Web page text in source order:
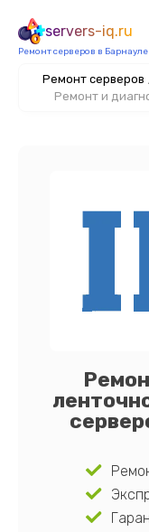
servers-iq.ru
Ремонт серверов в Барнауле
Ремонт серверов
Ремонт и